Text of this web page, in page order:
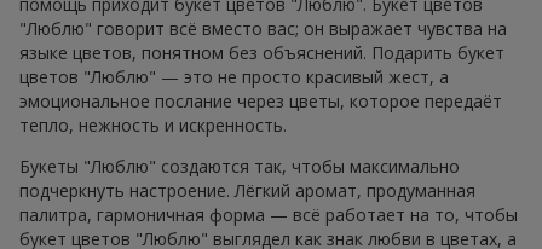
"Люблю" говорит всё вместо вас; он выражает чувства на
языке цветов, понятном без объяснений. Подарить букет
цветов "Люблю" — это не просто красивый жест, а
эмоциональное послание через цветы, которое передаёт
тепло, нежность и искренность.
Букеты "Люблю" создаются так, чтобы максимально
подчеркнуть настроение. Лёгкий аромат, продуманная
палитра, гармоничная форма — всё работает на то, чтобы
букет цветов "Люблю" выглядел как знак любви в цветах, а